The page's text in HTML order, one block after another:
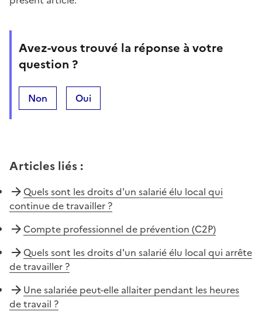
Avez-vous trouvé la réponse à votre
question ?
Non Oui
Articles liés :
Quels sont les droits d'un salarié élu local qui
continue de travailler ?
Compte professionnel de prévention (C2P)
Quels sont les droits d'un salarié élu local qui arrête
de travailler ?
Une salariée peut-elle allaiter pendant les heures
de travail ?